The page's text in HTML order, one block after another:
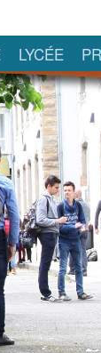
LYCÉE